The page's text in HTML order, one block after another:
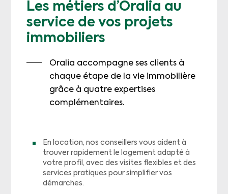
Les métiers d’Oralia au
service de vos projets
immobiliers
Oralia accompagne ses clients à
chaque étape de la vie immobilière
grâce à quatre expertises
complémentaires.
En location, nos conseillers vous aident à
trouver rapidement le logement adapté à
votre profil, avec des visites flexibles et des
services pratiques pour simplifier vos
démarches.